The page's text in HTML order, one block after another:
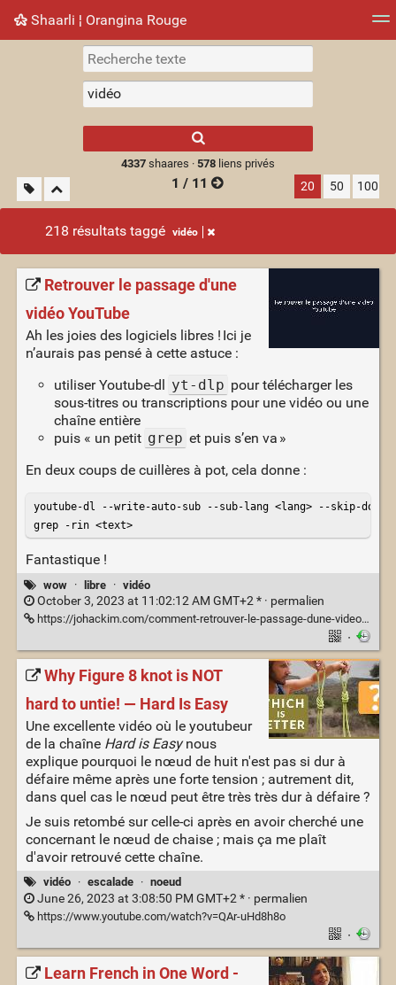
Shaarli ¦ Orangina Rouge
Nuage de tags Mur d'images
results.
4337shaares · 578liens privés
1 / 11 20 50 100
218 résultats taggé vidéo
Retrouver le passage d'une
vidéo YouTube
Ah les joies des logiciels libres ! Ici je
n’aurais pas pensé à cette astuce :
utiliser Youtube-dl yt-dlp pour télécharger les
sous-titres ou transcriptions pour une vidéo ou une
chaîne entière
puis « un petit grep et puis s’en va »
En deux coups de cuillères à pot, cela donne :
youtube-dl --write-auto-sub --sub-lang <lang> --skip-
grep -rin <text>
Fantastique !
wow · libre · vidéo
October 3, 2023 at 11:02:12 AM GMT+2 * · permalien
https://johackim.com/comment-retrouver-le-passage-dune-video-youtube
·
Why Figure 8 knot is NOT
hard to untie! — Hard Is Easy
Une excellente vidéo où le youtubeur
de la chaîne Hard is Easynous
explique pourquoi le nœud de huit n'est pas si dur à
défaire même après une forte tension ; autrement dit,
dans quel cas le nœud peut être très très dur à défaire ?
Je suis retombé sur celle-ci après en avoir cherché une
concernant le nœud de chaise ; mais ça me plaît
d'avoir retrouvé cette chaîne.
vidéo · escalade · noeud
June 26, 2023 at 3:08:50 PM GMT+2 * · permalien
https://www.youtube.com/watch?v=QAr-uHd8h8o
·
Learn French in One Word -